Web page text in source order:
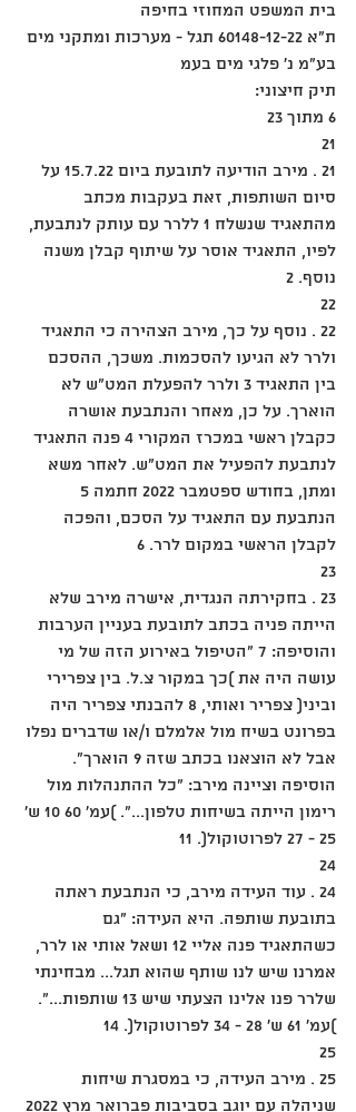
בית המשפט המחוזי בחיפה
ת"א 60148-12-22 תגל - מערכות ומתקני מים
בע"מ נ' פלגי מים בעמ
תיק חיצוני:
6 מתוך 23
21
21 . מירב הודיעה לתובעת ביום 15.7.22 על
סיום השותפות, זאת בעקבות מכתב
מהתאגיד שנשלח 1 ללרר עם עותק לנתבעת,
לפיו, התאגיד אוסר על שיתוף קבלן משנה
נוסף. 2
22
22 . נוסף על כך, מירב הצהירה כי התאגיד
ולרר לא הגיעו להסכמות. משכך, ההסכם
בין התאגיד 3 ולרר להפעלת המט"ש לא
הוארך. על כן, מאחר והנתבעת אושרה
כקבלן ראשי במכרז המקורי 4 פנה התאגיד
לנתבעת להפעיל את המט"ש. לאחר משא
הנתבעת עם התאגיד על הסכם, והפכה
לקבלן הראשי במקום לרר. 6
23
23 . בחקירתה הנגדית, אישרה מירב שלא
הייתה פניה בכתב לתובעת בעניין הערבות
והוסיפה: 7 "הטיפול באירוע הזה של מי
עושה היה את )כך במקור צ.ל. בין צפרירי
וביני( צפריר ואותי, 8 להבנתי צפריר היה
בפרונט בשיח מול אלמלם ו/או שדברים נפלו
אבל לא הוצאנו בכתב שזה 9 הוארך".
הוסיפה וציינה מירב: "כל ההתנהלות מול
רימון הייתה בשיחות טלפון...". )עמ' 60 10 ש'
25 - 27 לפרוטוקול(. 11
24
24 . עוד העידה מירב, כי הנתבעת ראתה
בתובעת שותפה. היא העידה: "גם
כשהתאגיד פנה אליי 12 ושאל אותי או לרר,
אמרנו שיש לנו שותף שהוא תגל... מבחינתי
שלרר פנו אלינו הצעתי שיש 13 שותפות...".
)עמ' 61 ש' 28 - 34 לפרוטוקול(. 14
25
25 . מירב העידה, כי במסגרת שיחות